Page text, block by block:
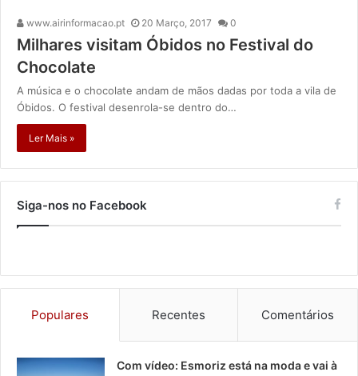
www.airinformacao.pt 20 Março, 2017 0
Milhares visitam Óbidos no Festival do
Chocolate
A música e o chocolate andam de mãos dadas por toda a vila de
Óbidos. O festival desenrola-se dentro do…
Ler Mais »
Siga-nos no Facebook
Populares Recentes Comentários
Com vídeo: Esmoriz está na moda e vai à